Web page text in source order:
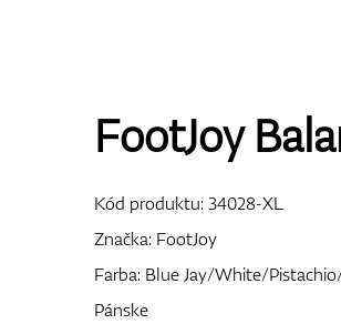
FootJoy
Kód produktu:34028-XL
Značka: FootJoy
Farba: Blue Jay/White/
Pánske